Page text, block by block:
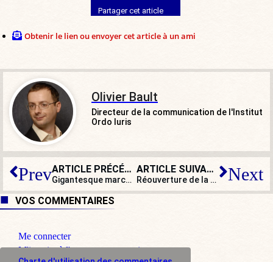
Partager cet article
Obtenir le lien ou envoyer cet article à un ami
Olivier Bault
Directeur de la communication de l'Institut
Ordo Iuris
Prev ARTICLE PRÉCÉDENT
Gigantesque marche de Tommy Robinson à Londres : 110.000 âmes pour la liberté
ARTICLE SUIVANT
Réouverture de la Gaîté Lyrique avec des racisés et des drag-queens Next
VOS COMMENTAIRES
Me connecter
M'inscrire à l'espace commentaire